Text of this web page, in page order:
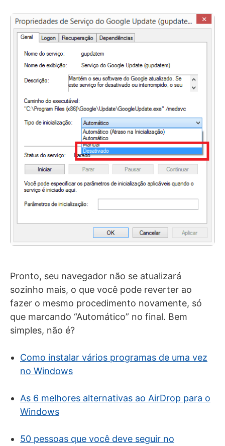
Pronto, seu navegador não se atualizará
sozinho mais, o que você pode reverter ao
fazer o mesmo procedimento novamente, só
que marcando “Automático” no final. Bem
simples, não é?
Como instalar vários programas de uma vez
no Windows
As 6 melhores alternativas ao AirDrop para o
Windows
50 pessoas que você deve seguir no